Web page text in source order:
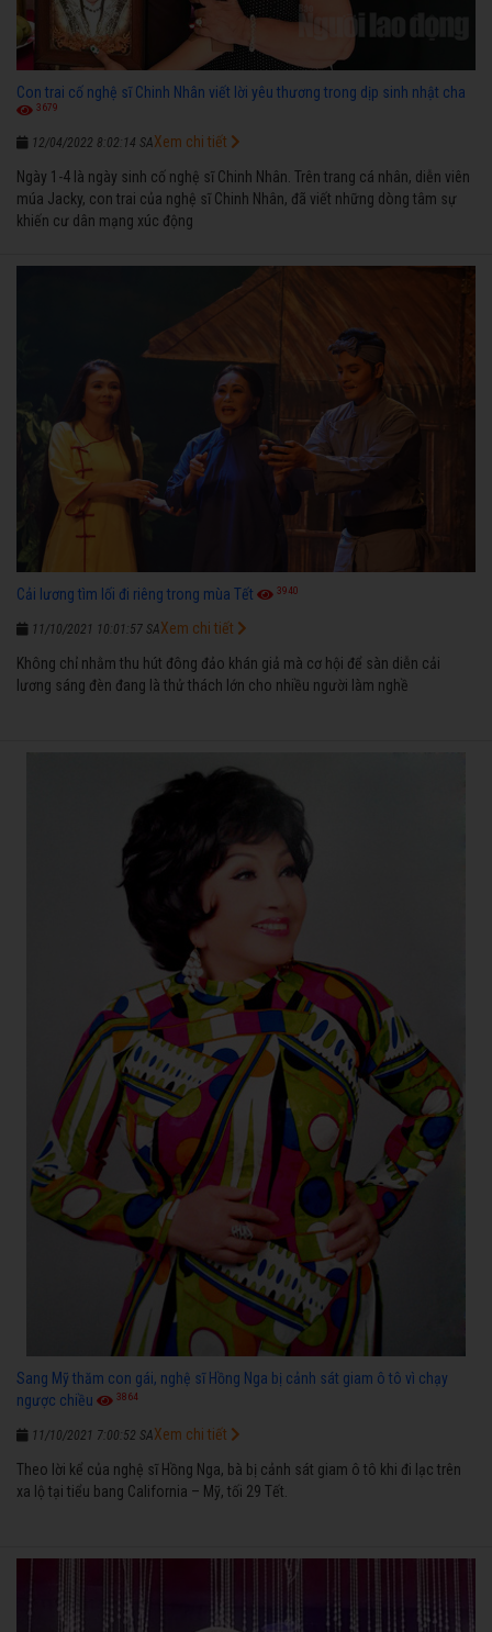
Con trai cố nghệ sĩ Chinh Nhân viết lời yêu thương trong dịp sinh nhật cha
3679
12/04/2022 8:02:14 SA
Ngày 1-4 là ngày sinh cố nghệ sĩ Chinh Nhân. Trên trang cá nhân, diễn viên
múa Jacky, con trai của nghệ sĩ Chinh Nhân, đã viết những dòng tâm sự
khiến cư dân mạng xúc động
Xem chi tiết
Cải lương tìm lối đi riêng trong mùa Tết 3940
11/10/2021 10:01:57 SA
Không chỉ nhằm thu hút đông đảo khán giả mà cơ hội để sàn diễn cải
lương sáng đèn đang là thử thách lớn cho nhiều người làm nghề
Xem chi tiết
Sang Mỹ thăm con gái, nghệ sĩ Hồng Nga bị cảnh sát giam ô tô vì chạy
ngược chiều
3864
11/10/2021 7:00:52 SA
Theo lời kể của nghệ sĩ Hồng Nga, bà bị cảnh sát giam ô tô khi đi lạc trên
xa lộ tại tiểu bang California – Mỹ, tối 29 Tết.
Xem chi tiết